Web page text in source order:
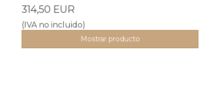
314,50 EUR
(IVA no incluido)
Mostrar producto